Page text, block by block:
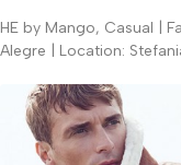
HE by Mango, Casual |
Alegre | Location: